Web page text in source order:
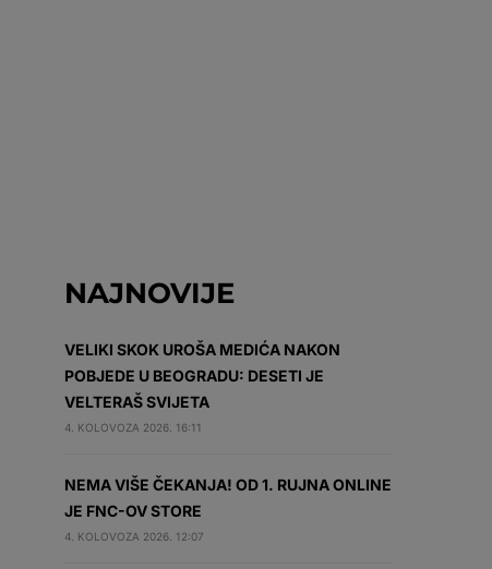
NAJNOVIJE
VELIKI SKOK UROŠA MEDIĆA NAKON
POBJEDE U BEOGRADU: DESETI JE
VELTERAŠ SVIJETA
4. KOLOVOZA 2026. 16:11
NEMA VIŠE ČEKANJA! OD 1. RUJNA ONLINE
JE FNC-OV STORE
4. KOLOVOZA 2026. 12:07